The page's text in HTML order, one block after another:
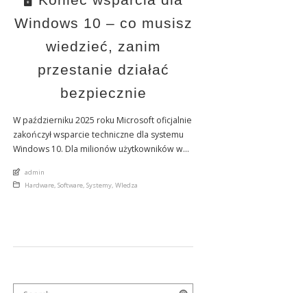
Windows 10 – co musisz
wiedzieć, zanim
przestanie działać
bezpiecznie
W październiku 2025 roku Microsoft oficjalnie
zakończył wsparcie techniczne dla systemu
Windows 10. Dla milionów użytkowników w
regularnych aktualizacji bezpieczeństwa,
poprawek błędów oraz wsparcia
kroku. 🔒 Co oznacza […]
An article by
admin
Posted in
Hardware, Software, Systemy, WIedza
Search for: